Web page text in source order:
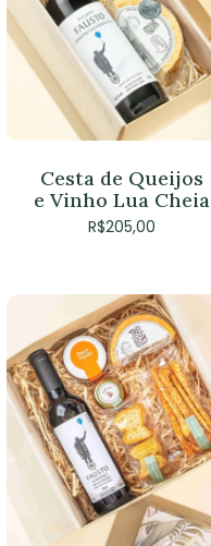
Cesta de Queijos
e Vinho Lua Cheia
R$205,00